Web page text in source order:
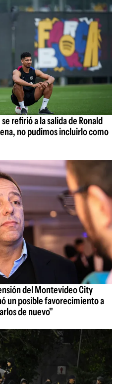
refirió a la salida de Ronald
no pudimos incluirlo como
del Montevideo City
un posible favorecimiento a
de nuevo"